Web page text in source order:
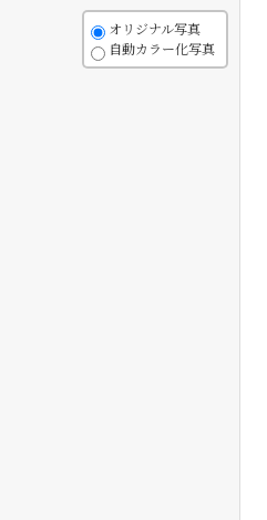
オリジナル写真
自動カラー化写真